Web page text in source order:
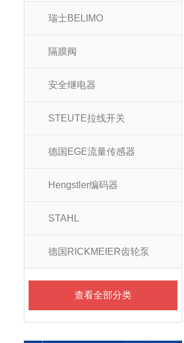
瑞士BELIMO
隔膜阀
安全继电器
STEUTE拉线开关
德国EGE流量传感器
Hengstler编码器
STAHL
德国RICKMEIER齿轮泵
查看全部分类